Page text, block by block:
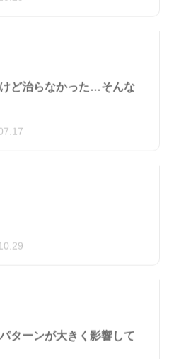
ど治らなかった…そんな
ターンが大きく影響して